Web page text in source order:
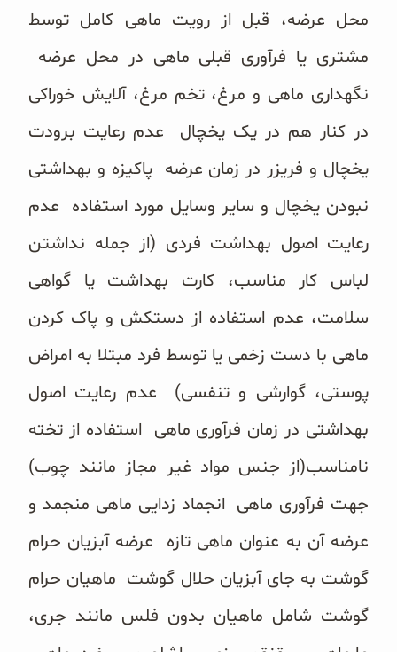
محل عرضه، قبل از رویت ماهی کامل توسط
مشتری یا فرآوری قبلی ماهی در محل عرضه
نگهداری ماهی و مرغ، تخم مرغ، آلایش خوراکی
در کنار هم در یک یخچال عدم رعایت برودت
یخچال و فریزر در زمان عرضه پاکیزه و بهداشتی
نبودن یخچال و سایر وسایل مورد استفاده عدم
رعایت اصول بهداشت فردی (از جمله نداشتن
لباس کار مناسب، کارت بهداشت یا گواهی
سلامت، عدم استفاده از دستکش و پاک کردن
ماهی با دست زخمی یا توسط فرد مبتلا به امراض
پوستی، گوارشی و تنفسی) عدم رعایت اصول
بهداشتی در زمان فرآوری ماهی استفاده از تخته
نامناسب(از جنس مواد غیر مجاز مانند چوب)
جهت فرآوری ماهی انجماد زدایی ماهی منجمد و
عرضه آن به عنوان ماهی تازه عرضه آبزیان حرام
گوشت به جای آبزیان حلال گوشت ماهیان حرام
گوشت شامل ماهیان بدون فلس مانند جری،